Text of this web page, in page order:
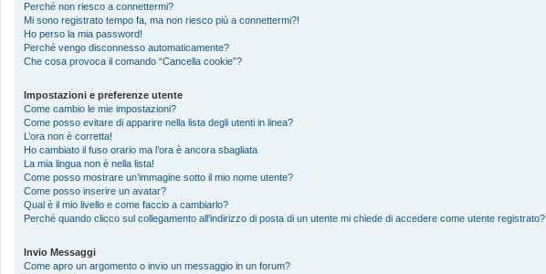
Perché non riesco a connettermi?
Mi sono registrato tempo fa, ma non riesco più a connettermi?!
Ho perso la mia password!
Perché vengo disconnesso automaticamente?
Che cosa provoca il comando “Cancella cookie”?
Impostazioni e preferenze utente
Come cambio le mie impostazioni?
Come posso evitare di apparire nella lista degli utenti in linea?
L’ora non è corretta!
Ho cambiato il fuso orario ma l’ora è ancora sbagliata
La mia lingua non è nella lista!
Come posso mostrare un’immagine sotto il mio nome utente?
Come posso inserire un avatar?
Qual è il mio livello e come faccio a cambiarlo?
Perché quando clicco sul collegamento all’indirizzo di posta di un utente mi chiede di accedere come utente registrato?
Invio Messaggi
Come apro un argomento o invio un messaggio in un forum?